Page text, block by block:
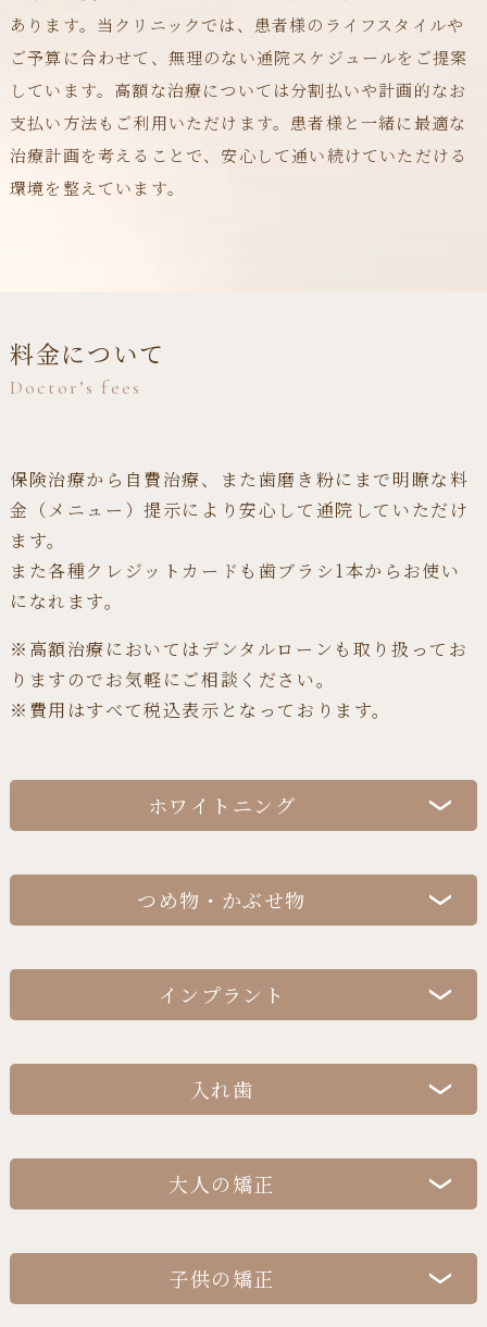
あります。当クリニックでは、患者様のライフスタイルや
ご予算に合わせて、無理のない通院スケジュールをご提案
しています。高額な治療については分割払いや計画的なお
支払い方法もご利用いただけます。患者様と一緒に最適な
治療計画を考えることで、安心して通い続けていただける
環境を整えています。
料金について
Doctor’s fees
保険治療から自費治療、また歯磨き粉にまで明瞭な料
金（メニュー）提示により安心して通院していただけ
ます。
また各種クレジットカードも歯ブラシ1本からお使い
になれます。
※高額治療においてはデンタルローンも取り扱ってお
りますのでお気軽にご相談ください。
※費用はすべて税込表示となっております。
ホワイトニング
（片顎）22,000円
オフィスホワイトニング
2回目以降 10,000円
つめ物・かぶせ物
ゴールドインレー 55,000円
ゴールドクラウン 78,000円
セラミックインレー 55,000円
メタルボンドクラウン
66,000円
インプラント
相談・診断料 無料
CT検査 28,000円
アバットメント 1本 55,000円
セデーション
（静脈内鎮静
入れ歯
金属床義歯 （片顎）370,000円
（1歯）270,000円〜
大人の矯正
検査・診断料 22,000円
子供の矯正